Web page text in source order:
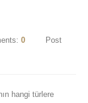
0
Post
hangi türlere